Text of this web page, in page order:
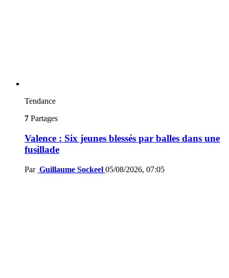
Tendance
7 Partages
Valence : Six jeunes blessés par balles dans une
fusillade
Par Guillaume Sockeel 05/08/2026, 07:05